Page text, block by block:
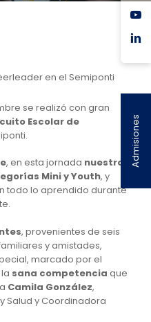
en el Semiponti
se realizó con gran
Escolar de
, en esta jornada nuestro
Mini y Youth, y
todo lo aprendido durante
, provenientes de seis
y amistades,
marcado por el
sana competencia que
Camila González,
Salud y Coordinadora
Admisiones